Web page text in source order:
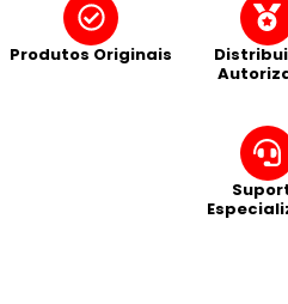
Produtos Originais